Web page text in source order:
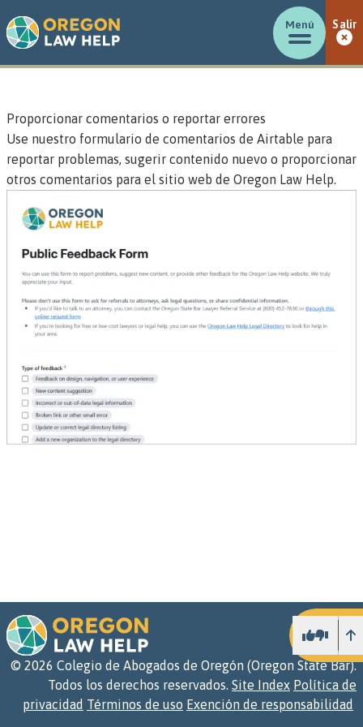
Menú Salir
Proporcionar comentarios o reportar errores
Use nuestro formulario de comentarios de Airtable para
reportar problemas, sugerir contenido nuevo o proporcionar
otros comentarios para el sitio web de Oregon Law Help.
© 2026 Colegio de Abogados de Oregón (Oregon State Bar).
Todos los derechos reservados. Site Index Política de
privacidad Términos de uso Exención de responsabilidad